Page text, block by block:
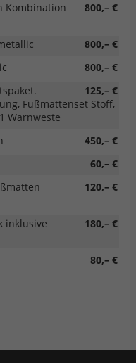
800,– €
Kombination
800,– €
800,– €
125,– €
Fußmattenset Stoff,
Warnweste
450,– €
60,– €
120,– €
180,– €
inklusive
80,– €